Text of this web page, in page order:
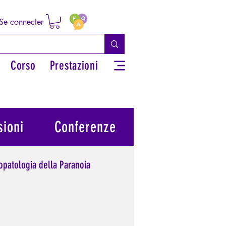
connecter
Corso Prestazioni
della Paranoia
personale
Conferenze